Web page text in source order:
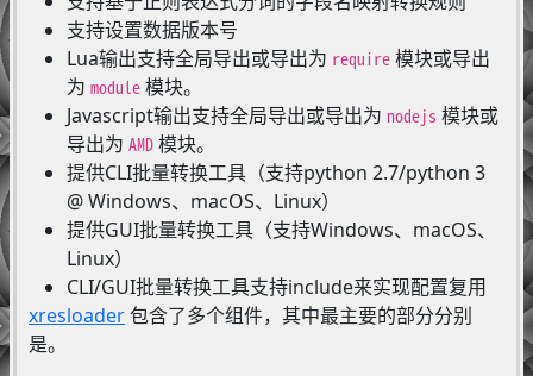
支持设置数据版本号
Lua输出支持全局导出或导出为 require模块或导出
为 module模块。
Javascript输出支持全局导出或导出为 nodejs模块或
导出为 AMD模块。
提供CLI批量转换工具（支持python 2.7/python 3
@ Windows、macOS、Linux）
提供GUI批量转换工具（支持Windows、macOS、
Linux）
CLI/GUI批量转换工具支持include来实现配置复用
xresloader包含了多个组件，其中最主要的部分分别
是。